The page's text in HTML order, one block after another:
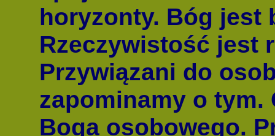
horyzonty. Bóg jest
Rzeczywistość jest
Przywiązani do
zapominamy o tym.
Boga osobowego.